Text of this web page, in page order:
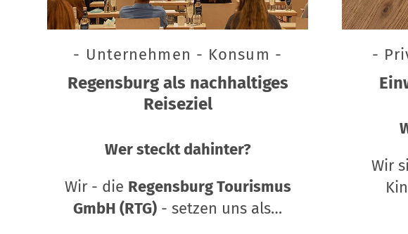
- Unternehmen - Konsum -
Regensburg als nachhaltiges
Reiseziel
Wer steckt dahinter?
Wir - die Regensburg Tourismus
GmbH (RTG) - setzen uns als…
-
Wir